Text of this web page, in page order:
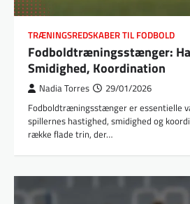
TRÆNINGSREDSKABER TIL FODBOLD
Fodboldtræningsstænger:
Smidighed, Koordination
Nadia Torres 29/01/2026
Fodboldtræningsstænger er essentielle
spillernes hastighed, smidighed og
række flade trin, der…